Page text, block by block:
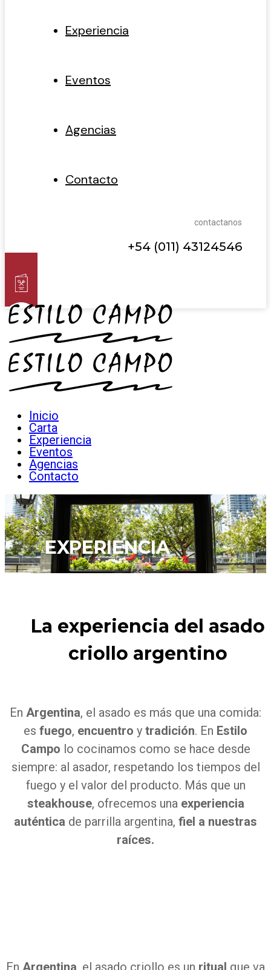
Experiencia
Eventos
Agencias
Contacto
contactanos
+54 (011) 43124546
Inicio
Carta
Experiencia
Eventos
Agencias
Contacto
EXPERIENCIA
La experiencia del asado
criollo argentino
En Argentina, el asado es más que una comida:
es fuego, encuentro y tradición. En Estilo
Campo lo cocinamos como se hace desde
siempre: al asador, respetando los tiempos del
fuego y el valor del producto. Más que un
steakhouse, ofrecemos una experiencia
auténtica de parrilla argentina, fiel a nuestras
raíces.
En Argentina , el asado criollo es un ritual que va